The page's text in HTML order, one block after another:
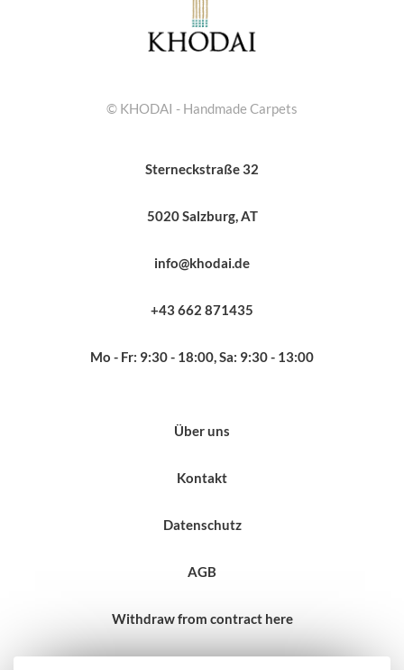
© KHODAI - Handmade Carpets
Sterneckstraße 32
5020 Salzburg, AT
info@khodai.de
+43 662 871435
Mo - Fr: 9:30 - 18:00, Sa: 9:30 - 13:00
Über uns
Kontakt
Datenschutz
AGB
Withdraw from contract here